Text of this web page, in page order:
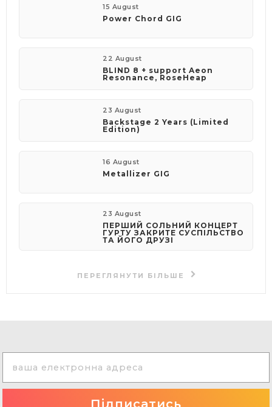
15 August
Power Chord GIG
22 August
BLIND 8 + support Aeon
Resonance, RoseHeap
23 August
Backstage 2 Years (Limited
Edition)
16 August
Metallizer GIG
23 August
ПЕРШИЙ СОЛЬНИЙ КОНЦЕРТ
ГУРТУ ЗАКРИТЕ СУСПІЛЬСТВО
ТА ЙОГО ДРУЗІ
ПЕРЕГЛЯНУТИ БІЛЬШЕ